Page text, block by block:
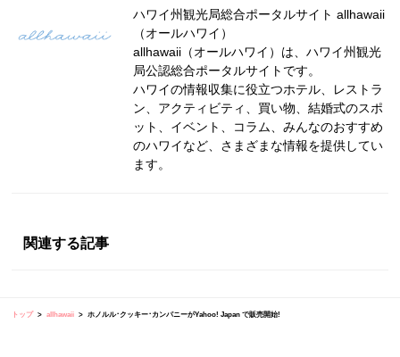
ハワイ州観光局総合ポータルサイト allhawaii
（オールハワイ）
allhawaii（オールハワイ）は、ハワイ州観光
局公認総合ポータルサイトです。
ハワイの情報収集に役立つホテル、レストラ
ン、アクティビティ、買い物、結婚式のスポ
ット、イベント、コラム、みんなのおすすめ
のハワイなど、さまざまな情報を提供してい
ます。
関連する記事
トップ allhawaii ホノルル･クッキー･カンパニーがYahoo! Japan で販売開始!